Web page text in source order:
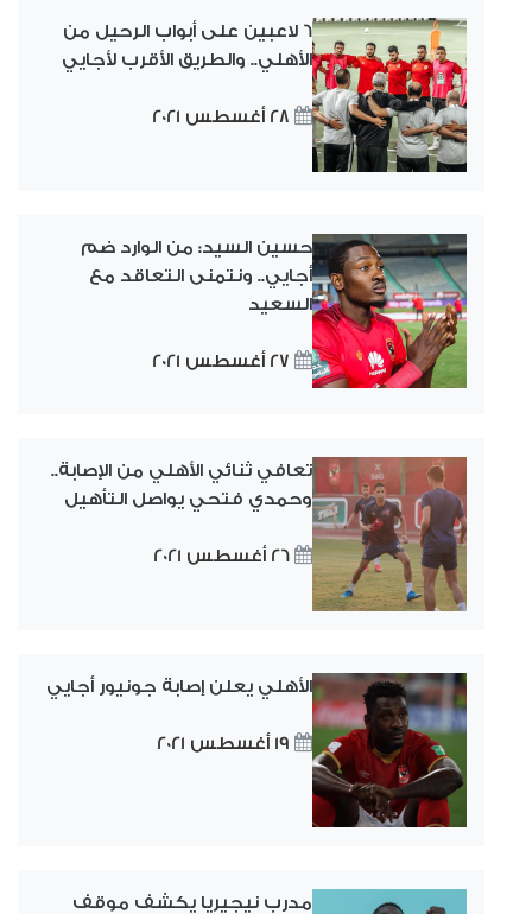
6 لاعبين على أبواب الرحيل من
الأهلي.. والطريق الأقرب لأجايي
28 أغسطس 2021
حسين السيد: من الوارد ضم
أجايي.. ونتمنى التعاقد مع
السعيد
27 أغسطس 2021
تعافي ثنائي الأهلي من الإصابة..
وحمدي فتحي يواصل التأهيل
26 أغسطس 2021
الأهلي يعلن إصابة جونيور أجايي
19 أغسطس 2021
مدرب نيجيريا يكشف موقف